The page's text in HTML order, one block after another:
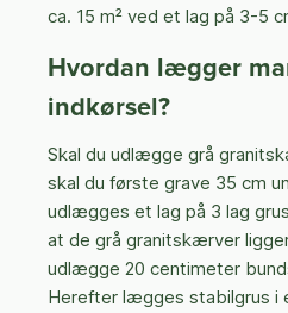
ca. 15 m² ved et lag på 3-5
Hvordan lægger
indkørsel?
Skal du udlægge grå
skal du første grave 35 cm
udlægges et lag på 3 lag
at de grå granitskærver
udlægge 20 centimeter
Herefter lægges stabilgrus i